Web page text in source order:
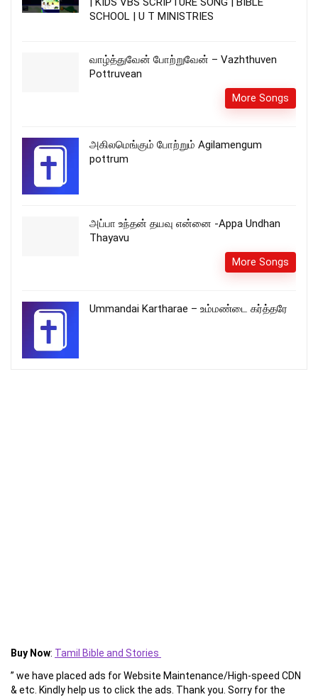
SCHOOL | U T MINISTRIES
வாழ்த்துவேன் போற்றுவேன் – Vazhthuven
Pottruvean
More Songs
அகிலமெங்கும் போற்றும் Agilamengum
pottrum
அப்பா உந்தன் தயவு என்னை -Appa Undhan
Thayavu
More Songs
Ummandai Kartharae – உம்மண்டை கர்த்தரே
Buy Now: Tamil Bible and Stories
” we have placed ads for Website Maintenance/High-speed CDN
& etc. Kindly help us to click the ads. Thank you. Sorry for the